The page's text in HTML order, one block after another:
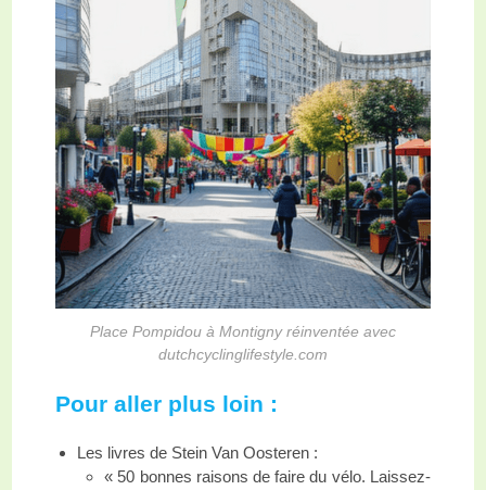
Place Pompidou à Montigny réinventée avec
dutchcyclinglifestyle.com
Pour aller plus loin :
Les livres de Stein Van Oosteren :
« 50 bonnes raisons de faire du vélo. Laissez-